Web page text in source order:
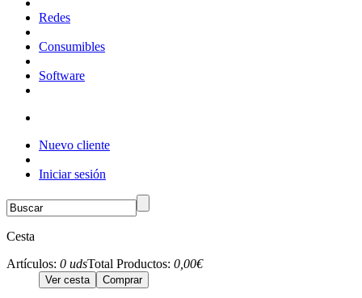
Redes
Consumibles
Software
Nuevo cliente
Iniciar sesión
Cesta
Artículos: 0 udsTotal Productos: 0,00€